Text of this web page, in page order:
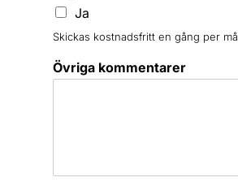
Ja
Skickas kostnadsfritt en gång per
Övriga kommentarer